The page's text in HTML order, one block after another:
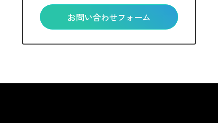
お問い合わせフォーム